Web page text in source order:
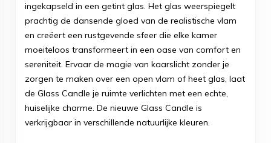
ingekapseld in een getint glas. Het glas weerspiegelt
prachtig de dansende gloed van de realistische vlam
en creëert een rustgevende sfeer die elke kamer
moeiteloos transformeert in een oase van comfort en
sereniteit. Ervaar de magie van kaarslicht zonder je
zorgen te maken over een open vlam of heet glas, laat
de Glass Candle je ruimte verlichten met een echte,
huiselijke charme. De nieuwe Glass Candle is
verkrijgbaar in verschillende natuurlijke kleuren.